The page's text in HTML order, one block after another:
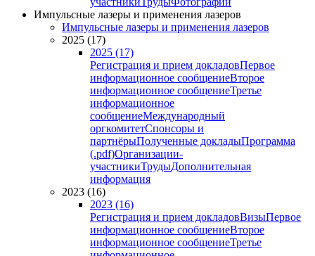
Импульсные лазеры и применения лазеров
Импульсные лазеры и применения лазеров
2025 (17)
2025 (17)
Регистрация и прием докладовПервое
информационное сообщениеВторое
информационное сообщениеТретье
информационное
сообщениеМеждународный
оргкомитетСпонсоры и
партнёрыПолученные докладыПрограмма
(.pdf)Организации-
участникиТрудыДополнительная
информация
2023 (16)
2023 (16)
Регистрация и прием докладовВизыПервое
информационное сообщениеВторое
информационное сообщениеТретье